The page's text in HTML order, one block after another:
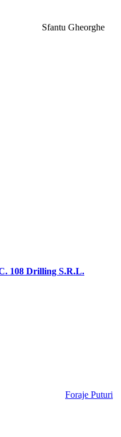
Sfantu Gheorghe
108 Drilling S.R.L.
Foraje Puturi